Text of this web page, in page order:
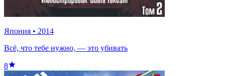
Япония • 2014
Всё, что тебе нужно, — это убивать
8